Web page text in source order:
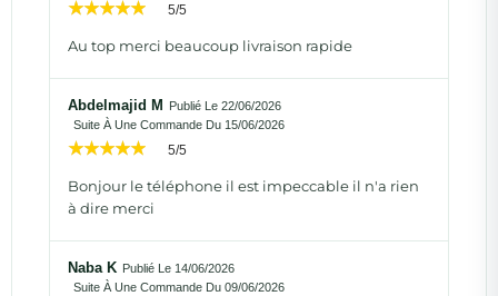
5/5
Au top merci beaucoup livraison rapide
Abdelmajid M
Publié Le 22/06/2026
Suite À Une Commande Du 15/06/2026
5/5
Bonjour le téléphone il est impeccable il n'a rien
à dire merci
Naba K Publié Le 14/06/2026
Suite À Une Commande Du 09/06/2026